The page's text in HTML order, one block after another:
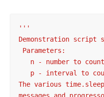
'''
Demonstration script
Parameters:
n - number to
p - interval to
The various
messages and